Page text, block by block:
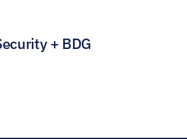
+ BDG